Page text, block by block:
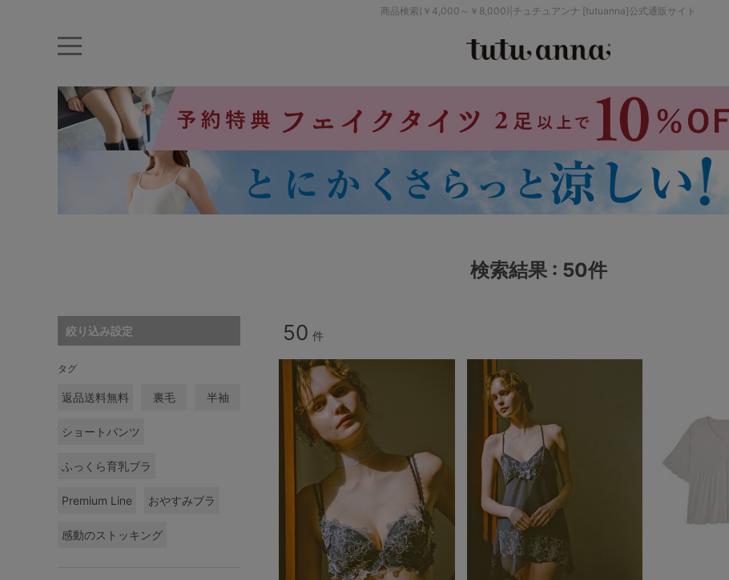
商品検索(￥4,000～￥8,000)|チュチュアンナ [tutuanna]公式通販サイト
ナイトブラ ノンワイヤー 特盛ブラ チューブトップ 折り畳み パジャマ
ストッキング
ルームウェア アームカバー
カテゴリから探す
キッズ
価格帯から探す
～999円
2,000～2,999円
検索結果 : 50件
絞り込み設定
タグ
返品送料無料 裏毛 半袖
ショートパンツ
ふっくら育乳ブラ
Premium Line おやすみブラ
感動のストッキング
50 件